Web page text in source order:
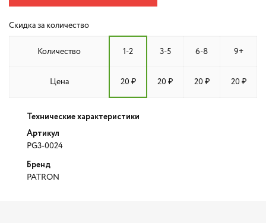
Скидка за количество
Количество 1-2 3-5 6-8 9+
Цена 20 ₽ 20 ₽ 20 ₽ 20 ₽
Технические характеристики
Артикул
PG3-0024
Бренд
PATRON